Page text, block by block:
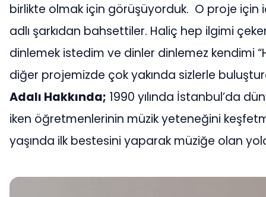
birlikte olmak için görüşüyorduk. O proje için
adlı şarkıdan bahsettiler. Haliç hep ilgimi
dinlemek istedim ve dinler dinlemez kendimi
diğer projemizde çok yakında sizlerle
Adalı Hakkında; 1990 yılında İstanbul’da
iken öğretmenlerinin müzik yeteneğini
yaşında ilk bestesini yaparak müziğe olan